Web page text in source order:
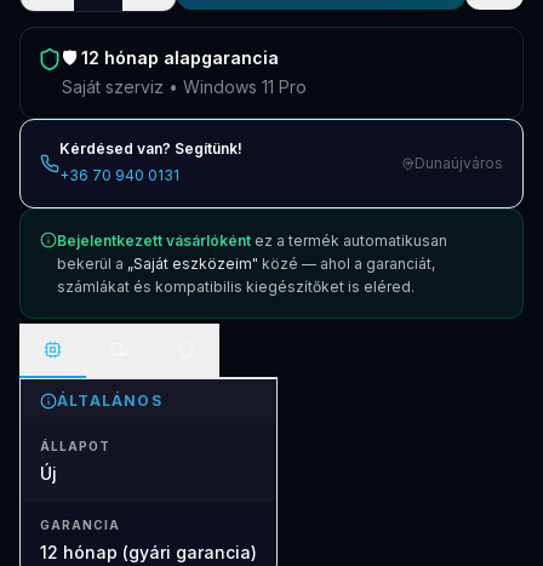
Új termékek
Keresés
🛡️12 hónap alapgarancia
Saját szerviz • Windows 11 Pro
Kérdésed van? Segítünk!
+36 70 940 0131
Dunaújváros
Bejelentkezett vásárlóként ez a termék automatikusan
bekerül a „Saját eszközeim" közé — ahol a garanciát,
számlákat és kompatibilis kiegészítőket is eléred.
ÁLTALÁNOS
ÁLLAPOT
Új
GARANCIA
12 hónap (gyári garancia)